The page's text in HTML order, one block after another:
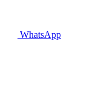
WhatsApp